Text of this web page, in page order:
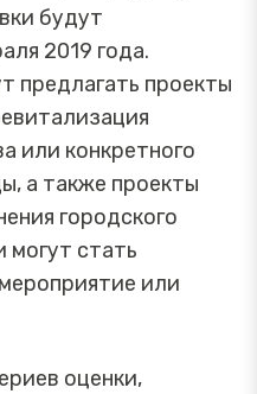
будут
2019 года.
предлагать проекты
или конкретного
а также проекты
городского
могут стать
или
оценки,